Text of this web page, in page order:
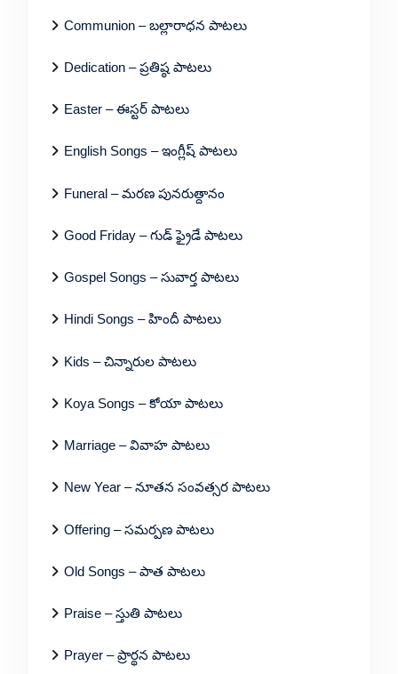
Communion – బల్లారాధన పాటలు
Dedication – ప్రతిష్ఠ పాటలు
Easter – ఈస్టర్ పాటలు
English Songs – ఇంగ్లీష్ పాటలు
Funeral – మరణ పునరుత్దానం
Good Friday – గుడ్ ఫ్రైడే పాటలు
Gospel Songs – సువార్త పాటలు
Hindi Songs – హిందీ పాటలు
Kids – చిన్నారుల పాటలు
Koya Songs – కోయా పాటలు
Marriage – వివాహ పాటలు
New Year – నూతన సంవత్సర పాటలు
Offering – సమర్పణ పాటలు
Old Songs – పాత పాటలు
Praise – స్తుతి పాటలు
Prayer – ప్రార్థన పాటలు